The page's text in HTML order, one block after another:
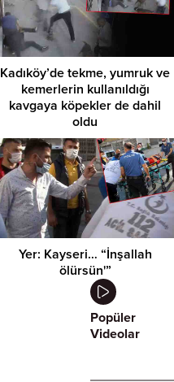
Kadıköy’de tekme, yumruk ve
kemerlerin kullanıldığı
kavgaya köpekler de dahil
oldu
Yer: Kayseri… “İnşallah
ölürsün'”
Popüler
Videolar